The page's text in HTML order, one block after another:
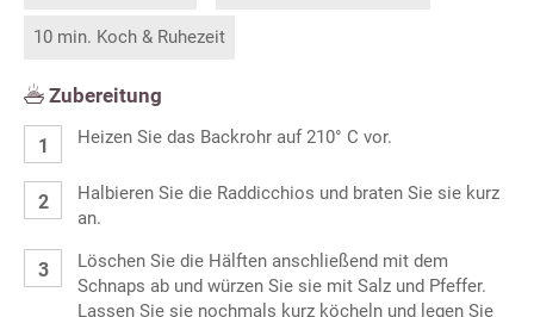
10 min. Koch & Ruhezeit
Zubereitung
Heizen Sie das Backrohr auf 210° C vor.
Halbieren Sie die Raddicchios und braten Sie sie kurz
an.
Löschen Sie die Hälften anschließend mit dem
Schnaps ab und würzen Sie sie mit Salz und Pfeffer.
Lassen Sie sie nochmals kurz köcheln und legen Sie